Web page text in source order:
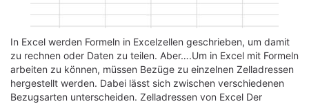
In Excel werden Formeln in Excelzellen geschrieben, um damit
zu rechnen oder Daten zu teilen. Aber….Um in Excel mit Formeln
arbeiten zu können, müssen Bezüge zu einzelnen Zelladressen
hergestellt werden. Dabei lässt sich zwischen verschiedenen
Bezugsarten unterscheiden. Zelladressen von Excel Der